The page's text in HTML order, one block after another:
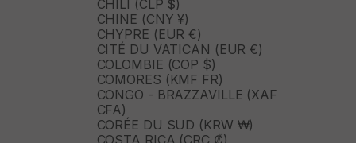
CHILI (CLP $)
CHINE (CNY ¥)
CHYPRE (EUR €)
CITÉ DU VATICAN (EUR €)
COLOMBIE (COP $)
COMORES (KMF FR)
CONGO - BRAZZAVILLE (XAF
CFA)
CORÉE DU SUD (KRW ₩)